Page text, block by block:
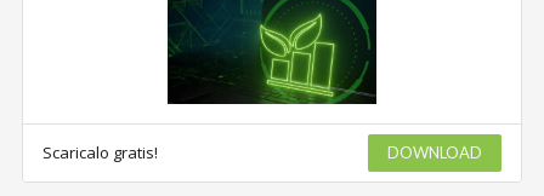
Scaricalo gratis! DOWNLOAD